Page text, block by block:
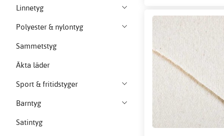
Linnetyg
Polyester & nylontyg
Sammetstyg
Äkta läder
Sport & fritidstyger
Barntyg
Satintyg